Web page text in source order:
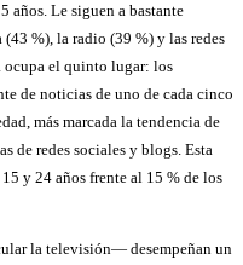
años. Le siguen a bastante
%), la radio (39 %) y las redes
ocupa el quinto lugar: los
de noticias de uno de cada cinco
más marcada la tendencia de
de redes sociales y blogs. Esta
y 24 años frente al 15 % de los
la televisión— desempeñan un